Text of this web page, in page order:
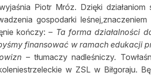
Piotr Mróz. Dzięki działaniom
gospodarki
kończy: – Ta forma działalności
finansować w ramach edukacji
– tłumaczy nadleśniczy.
w ZSL w Biłgoraju.